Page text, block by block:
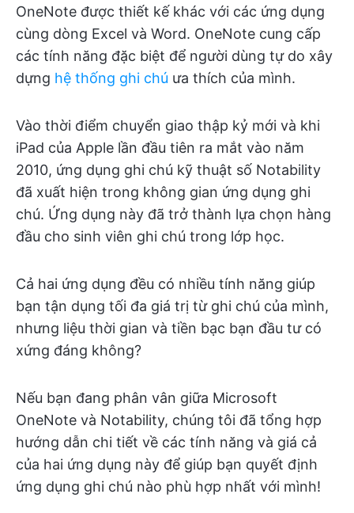
OneNote được thiết kế khác với các ứng dụng
cùng dòng Excel và Word. OneNote cung cấp
các tính năng đặc biệt để người dùng tự do xây
dựng hệ thống ghi chú ưa thích của mình.
Vào thời điểm chuyển giao thập kỷ mới và khi
iPad của Apple lần đầu tiên ra mắt vào năm
2010, ứng dụng ghi chú kỹ thuật số Notability
đã xuất hiện trong không gian ứng dụng ghi
chú. Ứng dụng này đã trở thành lựa chọn hàng
đầu cho sinh viên ghi chú trong lớp học.
Cả hai ứng dụng đều có nhiều tính năng giúp
bạn tận dụng tối đa giá trị từ ghi chú của mình,
nhưng liệu thời gian và tiền bạc bạn đầu tư có
xứng đáng không?
Nếu bạn đang phân vân giữa Microsoft
OneNote và Notability, chúng tôi đã tổng hợp
hướng dẫn chi tiết về các tính năng và giá cả
của hai ứng dụng này để giúp bạn quyết định
ứng dụng ghi chú nào phù hợp nhất với mình!